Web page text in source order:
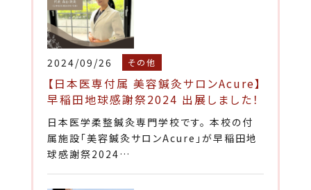
2024/09/26 その他
【日本医専付属 美容鍼灸サロンAcure】
早稲田地球感謝祭2024 出展しました！
日本医学柔整鍼灸専門学校です。 本校の付
属施設「美容鍼灸サロンAcure」が早稲田地
球感謝祭2024…